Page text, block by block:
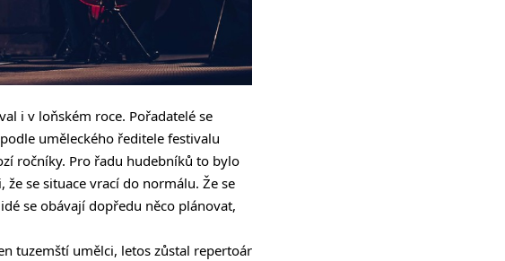
i v loňském roce. Pořadatelé se
uměleckého ředitele festivalu
ročníky. Pro řadu hudebníků to bylo
se situace vrací do normálu. Že se
se obávají dopředu něco plánovat,
tuzemští umělci, letos zůstal repertoár